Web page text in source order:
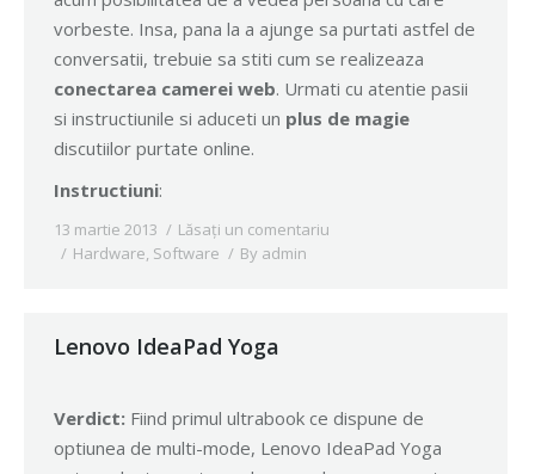
vorbeste. Insa, pana la a ajunge sa purtati astfel de
conversatii, trebuie sa stiti cum se realizeaza
conectarea camerei web. Urmati cu atentie pasii
si instructiunile si aduceti un plus de magie
discutiilor purtate online.
Instructiuni:
13 martie 2013
Lăsați un comentariu
Hardware, Software By admin
Lenovo IdeaPad Yoga
Verdict: Fiind primul ultrabook ce dispune de
optiunea de multi-mode, Lenovo IdeaPad Yoga